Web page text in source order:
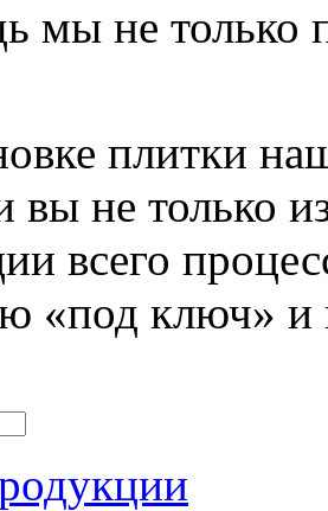
мы не
плитки
вы не только
всего
«под ключ» и